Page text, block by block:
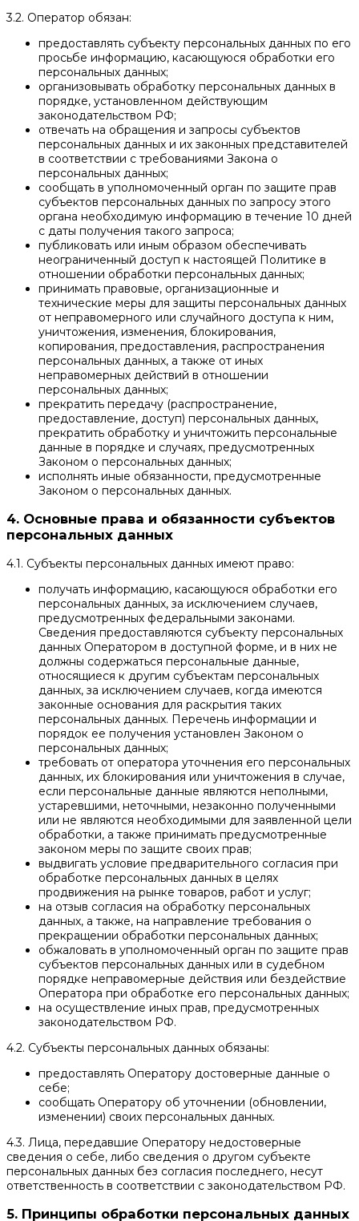
3.2. Оператор обязан:
предоставлять субъекту персональных данных по его
просьбе информацию, касающуюся обработки его
персональных данных;
организовывать обработку персональных данных в
порядке, установленном действующим
законодательством РФ;
отвечать на обращения и запросы субъектов
персональных данных и их законных представителей
в соответствии с требованиями Закона о
персональных данных;
сообщать в уполномоченный орган по защите прав
субъектов персональных данных по запросу этого
органа необходимую информацию в течение 10 дней
с даты получения такого запроса;
публиковать или иным образом обеспечивать
неограниченный доступ к настоящей Политике в
отношении обработки персональных данных;
принимать правовые, организационные и
технические меры для защиты персональных данных
от неправомерного или случайного доступа к ним,
уничтожения, изменения, блокирования,
копирования, предоставления, распространения
персональных данных, а также от иных
неправомерных действий в отношении
персональных данных;
прекратить передачу (распространение,
предоставление, доступ) персональных данных,
прекратить обработку и уничтожить персональные
данные в порядке и случаях, предусмотренных
Законом о персональных данных;
исполнять иные обязанности, предусмотренные
Законом о персональных данных.
4. Основные права и обязанности субъектов
персональных данных
4.1. Субъекты персональных данных имеют право:
получать информацию, касающуюся обработки его
персональных данных, за исключением случаев,
предусмотренных федеральными законами.
Сведения предоставляются субъекту персональных
данных Оператором в доступной форме, и в них не
должны содержаться персональные данные,
относящиеся к другим субъектам персональных
данных, за исключением случаев, когда имеются
законные основания для раскрытия таких
персональных данных. Перечень информации и
порядок ее получения установлен Законом о
персональных данных;
требовать от оператора уточнения его персональных
данных, их блокирования или уничтожения в случае,
если персональные данные являются неполными,
устаревшими, неточными, незаконно полученными
или не являются необходимыми для заявленной цели
обработки, а также принимать предусмотренные
законом меры по защите своих прав;
выдвигать условие предварительного согласия при
обработке персональных данных в целях
продвижения на рынке товаров, работ и услуг;
на отзыв согласия на обработку персональных
данных, а также, на направление требования о
прекращении обработки персональных данных;
обжаловать в уполномоченный орган по защите прав
субъектов персональных данных или в судебном
порядке неправомерные действия или бездействие
Оператора при обработке его персональных данных;
на осуществление иных прав, предусмотренных
законодательством РФ.
4.2. Субъекты персональных данных обязаны:
предоставлять Оператору достоверные данные о
себе;
сообщать Оператору об уточнении (обновлении,
изменении) своих персональных данных.
4.3. Лица, передавшие Оператору недостоверные
сведения о себе, либо сведения о другом субъекте
персональных данных без согласия последнего, несут
ответственность в соответствии с законодательством РФ.
5. Принципы обработки персональных данных